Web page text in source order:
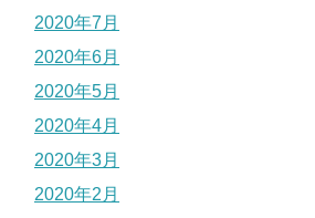
2020年7月
2020年6月
2020年5月
2020年4月
2020年3月
2020年2月